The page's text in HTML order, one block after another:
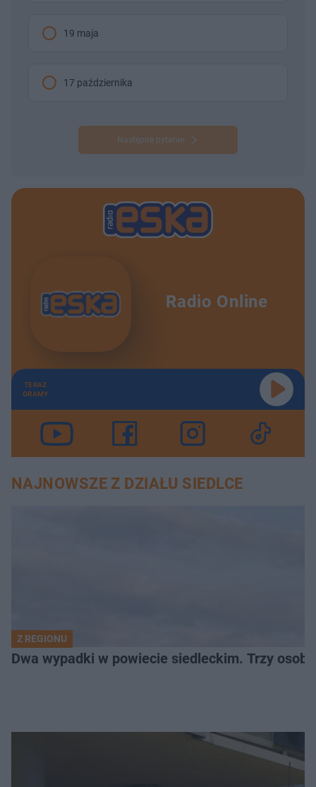
19 maja
17 października
Następne pytanie
Radio Online
TERAZ
GRAMY
NAJNOWSZE Z DZIAŁU SIEDLCE
Z REGIONU
Dwa wypadki w powiecie siedleckim. Trzy